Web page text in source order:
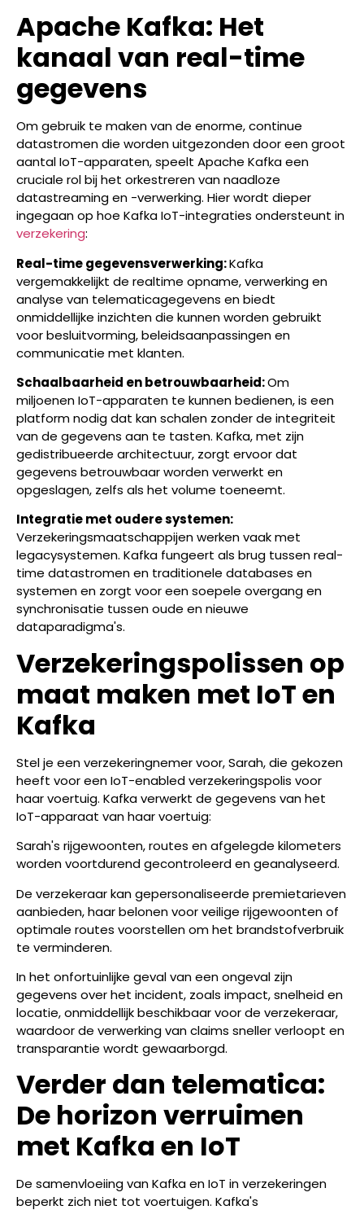
Apache Kafka: Het
kanaal van real-time
gegevens
Om gebruik te maken van de enorme, continue
datastromen die worden uitgezonden door een groot
aantal IoT-apparaten, speelt Apache Kafka een
cruciale rol bij het orkestreren van naadloze
datastreaming en -verwerking. Hier wordt dieper
ingegaan op hoe Kafka IoT-integraties ondersteunt in
verzekering:
Real-time gegevensverwerking:Kafka
vergemakkelijkt de realtime opname, verwerking en
analyse van telematicagegevens en biedt
onmiddellijke inzichten die kunnen worden gebruikt
voor besluitvorming, beleidsaanpassingen en
communicatie met klanten.
Schaalbaarheid en betrouwbaarheid:Om
miljoenen IoT-apparaten te kunnen bedienen, is een
platform nodig dat kan schalen zonder de integriteit
van de gegevens aan te tasten. Kafka, met zijn
gedistribueerde architectuur, zorgt ervoor dat
gegevens betrouwbaar worden verwerkt en
opgeslagen, zelfs als het volume toeneemt.
Integratie met oudere systemen:
Verzekeringsmaatschappijen werken vaak met
legacysystemen. Kafka fungeert als brug tussen real-
time datastromen en traditionele databases en
systemen en zorgt voor een soepele overgang en
synchronisatie tussen oude en nieuwe
dataparadigma's.
Verzekeringspolissen op
maat maken met IoT en
Kafka
Stel je een verzekeringnemer voor, Sarah, die gekozen
heeft voor een IoT-enabled verzekeringspolis voor
haar voertuig. Kafka verwerkt de gegevens van het
IoT-apparaat van haar voertuig:
Sarah's rijgewoonten, routes en afgelegde kilometers
worden voortdurend gecontroleerd en geanalyseerd.
De verzekeraar kan gepersonaliseerde premietarieven
aanbieden, haar belonen voor veilige rijgewoonten of
optimale routes voorstellen om het brandstofverbruik
te verminderen.
In het onfortuinlijke geval van een ongeval zijn
gegevens over het incident, zoals impact, snelheid en
locatie, onmiddellijk beschikbaar voor de verzekeraar,
waardoor de verwerking van claims sneller verloopt en
transparantie wordt gewaarborgd.
Verder dan telematica:
De horizon verruimen
met Kafka en IoT
De samenvloeiing van Kafka en IoT in verzekeringen
beperkt zich niet tot voertuigen. Kafka's